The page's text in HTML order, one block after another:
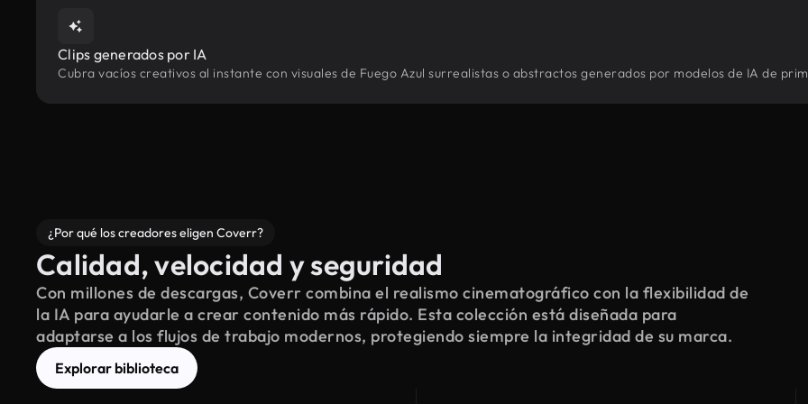
Clips generados por IA
Cubra vacíos creativos al instante con visuales de Fuego Azul surrealistas o abstractos generados por modelos de IA de
¿Por qué los creadores eligen Coverr?
Calidad, velocidad y seguridad
Con millones de descargas, Coverr combina el realismo cinematográfico con la flexibilidad de
la IA para ayudarle a crear contenido más rápido. Esta colección está diseñada para
adaptarse a los flujos de trabajo modernos, protegiendo siempre la integridad de su marca.
Explorar biblioteca